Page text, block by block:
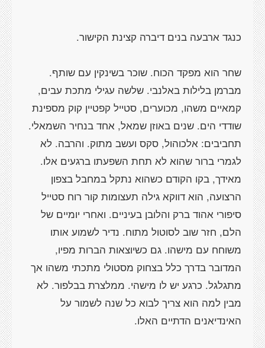
שחר הוא מפקד הכוח. שוכר בשינקין עם שותף.
מברמן בלילות באלנבי. שלשה עגילי מתכת עבים,
קמאיים משהו, מכוערים, סטייל קפטיין קוק מספינת
שודדי הים. שנים באוזן שמאל, אחד בנחיר השמאלי.
תחביבים: אלכוהול, סקס ועשב מתוק. והרבה. לא
לגמרי ברור שהוא לא תחת השפעתו ברגעים אלו.
מאידך, בקו הקודם כשהוא נתקל במחבל בצפון
הרצועה, הוא דווקא גילה תעצומות קור רוח סטייל
סיפורי אהוד ברק והלובן בעיניים. ואחרי יומיים של
הלם, חזר שוב לסוטול מתוח. נדיר לשמוע אותו
משוחח עם מישהו. גם כשיוצאות הברות מפיו,
המדובר בדרך כלל בצחוק מסטולי מתכתי משהו אך
מתגלגל. כרגע יש לו מישהי. ממלצרת בבלפור. לא
מבין למה הוא צריך לבוא כל שנה לשמור על